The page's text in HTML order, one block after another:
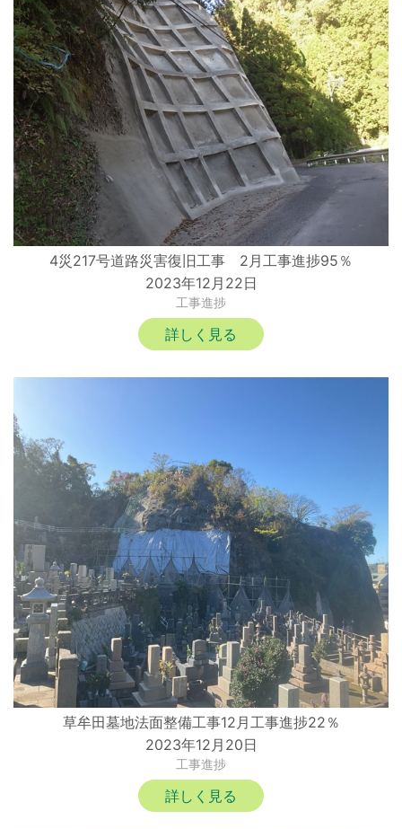
4災217号道路災害復旧工事 2月工事進捗95％
2023年12月22日
工事進捗
詳しく見る
草牟田墓地法面整備工事12月工事進捗22％
2023年12月20日
工事進捗
詳しく見る